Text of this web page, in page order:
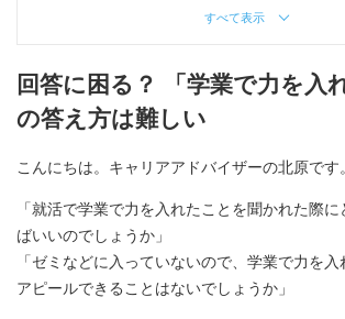
すべて表示
回答に困る？ 「学業で力を入
の答え方は難しい
こんにちは。キャリアアドバイザーの北原です。
「就活で学業で力を入れたことを聞かれた際
ばいいのでしょうか」
「ゼミなどに入っていないので、学業で力を
アピールできることはないでしょうか」